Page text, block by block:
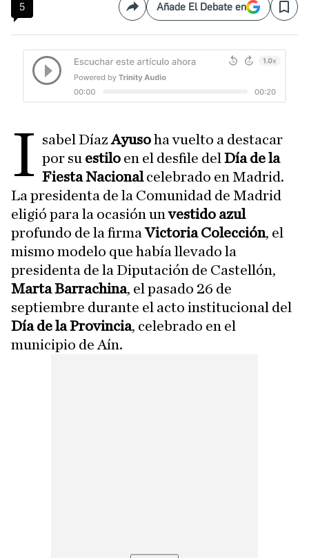
5 CompartirAñade El Debate en Save
i sabel DíazAyusoha vuelto a destacar
por su estilo en el desfile delDía de la
Fiesta Nacionalcelebrado en Madrid.
La presidenta de la Comunidad de Madrid
eligió para la ocasión unvestido azul
profundo de la firmaVictoria Colección, el
mismo modelo que había llevado la
presidenta de la Diputación de Castellón,
Marta Barrachina, el pasado 26 de
septiembre durante el acto institucional del
Día de la Provincia, celebrado en el
municipio de Aín.